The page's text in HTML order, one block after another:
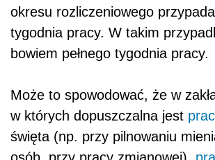
okresu rozliczeniowego
tygodnia pracy. W takim
bowiem pełnego tygodnia pracy.
Może to spowodować, że w
w których dopuszczalna jest
święta (np. przy pilnowaniu